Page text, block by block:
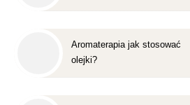
Aromaterapia jak stosować
olejki?